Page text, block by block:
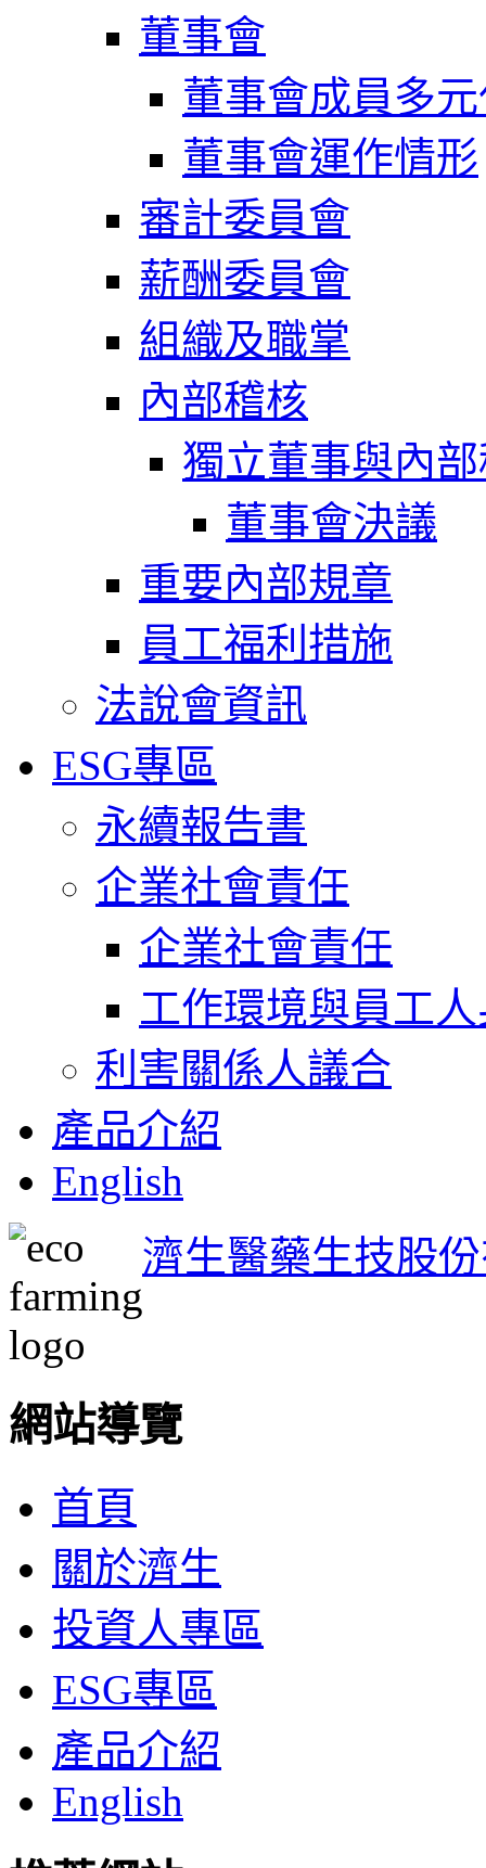
董事會
董事會成員多
董事會運作情形
審計委員會
薪酬委員會
組織及職掌
內部稽核
獨立董事與內
董事會決議
重要內部規章
員工福利措施
法說會資訊
ESG專區
永續報告書
企業社會責任
企業社會責任
工作環境與員工
利害關係人議合
產品介紹
English
濟生醫藥生技股
網站導覽
首頁
關於濟生
投資人專區
ESG專區
產品介紹
English